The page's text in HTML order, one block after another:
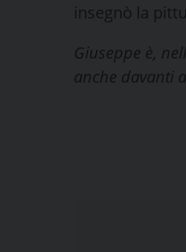
insegnò la
Giuseppe è,
anche davanti